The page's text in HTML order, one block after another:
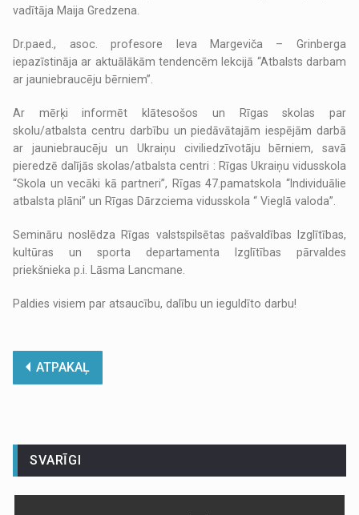
vadītāja Maija Gredzena.
Dr.paed., asoc. profesore Ieva Margeviča – Grinberga
iepazīstināja ar aktuālākām tendencēm lekcijā “Atbalsts darbam
ar jauniebraucēju bērniem”.
Ar mērķi informēt klātesošos un Rīgas skolas par
skolu/atbalsta centru darbību un piedāvātajām iespējām darbā
ar jauniebraucēju un Ukraiņu civiliedzīvotāju bērniem, savā
pieredzē dalījās skolas/atbalsta centri : Rīgas Ukraiņu vidusskola
“Skola un vecāki kā partneri”, Rīgas 47.pamatskola “Individuālie
atbalsta plāni” un Rīgas Dārzciema vidusskola “ Vieglā valoda”.
Semināru noslēdza Rīgas valstspilsētas pašvaldības Izglītības,
kultūras un sporta departamenta Izglītības pārvaldes
priekšnieka p.i. Lāsma Lancmane.
Paldies visiem par atsaucību, dalību un ieguldīto darbu!
ATPAKAĻ
SVARĪGI